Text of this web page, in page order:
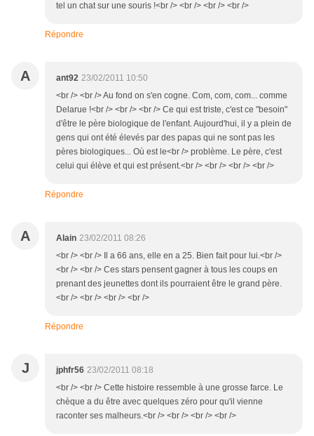
tel un chat sur une souris !<br /> <br /> <br /> <br />
Répondre
A ant92 23/02/2011 10:50
<br /> <br /> Au fond on s'en cogne. Com, com, com... comme
Delarue !<br /> <br /> <br /> Ce qui est triste, c'est ce "besoin"
d'être le père biologique de l'enfant. Aujourd'hui, il y a plein de
gens qui ont été élevés par des papas qui ne sont pas les
pères biologiques... Où est le<br /> problème. Le père, c'est
celui qui élève et qui est présent.<br /> <br /> <br /> <br />
Répondre
A Alain 23/02/2011 08:26
<br /> <br /> Il a 66 ans, elle en a 25. Bien fait pour lui.<br />
<br /> <br /> Ces stars pensent gagner à tous les coups en
prenant des jeunettes dont ils pourraient être le grand père.
<br /> <br /> <br /> <br />
Répondre
J jphfr56 23/02/2011 08:18
<br /> <br /> Cette histoire ressemble à une grosse farce. Le
chèque a du être avec quelques zéro pour qu'il vienne
raconter ses malheurs.<br /> <br /> <br /> <br />